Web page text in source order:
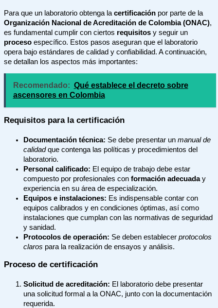
Para que un laboratorio obtenga la certificación por parte de la
Organización Nacional de Acreditación de Colombia (ONAC),
es fundamental cumplir con ciertos requisitos y seguir un
proceso específico. Estos pasos aseguran que el laboratorio
opera bajo estándares de calidad y confiabilidad. A continuación,
se detallan los aspectos más importantes:
Recomendado: Qué establece el decreto sobre
ascensores en Colombia
Requisitos para la certificación
Documentación técnica: Se debe presentar un manual de
calidadque contenga las políticas y procedimientos del
laboratorio.
Personal calificado: El equipo de trabajo debe estar
compuesto por profesionales con formación adecuaday
experiencia en su área de especialización.
Equipos e instalaciones: Es indispensable contar con
equipos calibrados y en condiciones óptimas, así como
instalaciones que cumplan con las normativas de seguridad
y sanidad.
Protocolos de operación: Se deben establecer protocolos
claros para la realización de ensayos y análisis.
Proceso de certificación
Solicitud de acreditación: El laboratorio debe presentar
una solicitud formal a la ONAC, junto con la documentación
requerida.